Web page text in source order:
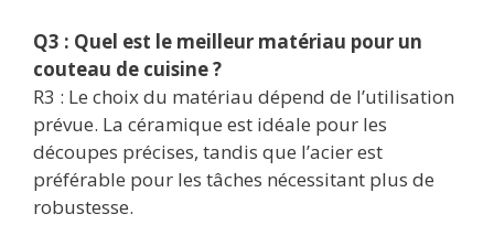
Q3 : Quel est le meilleur matériau pour un
couteau de cuisine ?
R3 : Le choix du matériau dépend de l’utilisation
prévue. La céramique est idéale pour les
découpes précises, tandis que l’acier est
préférable pour les tâches nécessitant plus de
robustesse.